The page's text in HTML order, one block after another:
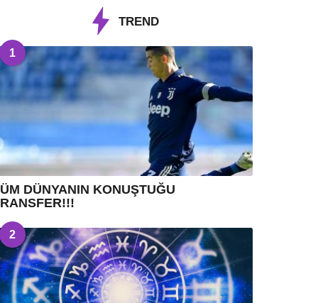
TREND
1
DÜNYANIN KONUŞTUĞU
2